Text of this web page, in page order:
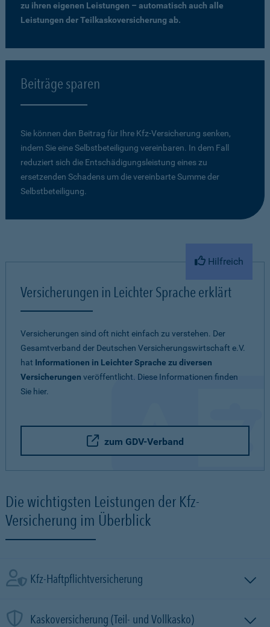
zu ihren eigenen Leistungen – automatisch auch alle
Leistungen der Teilkaskoversicherung ab.
Beiträge sparen
Sie können den Beitrag für Ihre Kfz-Versicherung senken,
indem Sie eine Selbstbeteiligung vereinbaren. In dem Fall
reduziert sich die Entschädigungsleistung eines zu
ersetzenden Schadens um die vereinbarte Summe der
Selbstbeteiligung.
Hilfreich
Versicherungen in Leichter Sprache erklärt
Versicherungen sind oft nicht einfach zu verstehen. Der
Gesamtverband der Deutschen Versicherungswirtschaft e.V.
hat Informationen in Leichter Sprache zu diversen
Versicherungen veröffentlicht. Diese Informationen finden
Sie hier.
zum GDV-Verband
Die wichtigsten Leistungen der Kfz-
Versicherung im Überblick
Kfz-Haftpflichtversicherung
Kaskoversicherung (Teil- und Vollkasko)